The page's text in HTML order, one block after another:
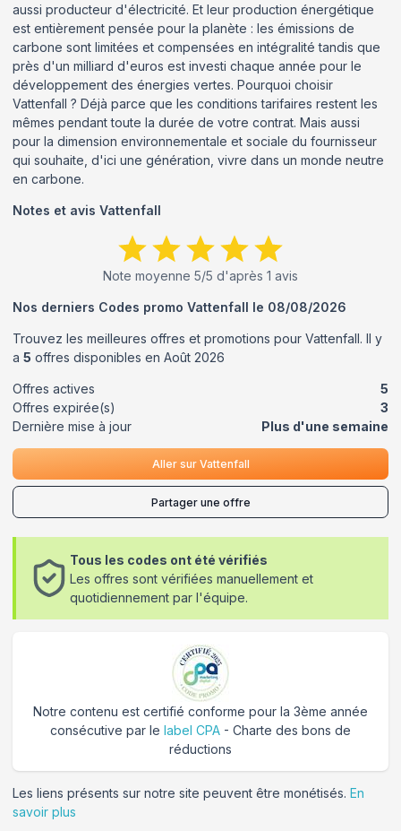
aussi producteur d'électricité. Et leur production énergétique
est entièrement pensée pour la planète : les émissions de
carbone sont limitées et compensées en intégralité tandis que
près d'un milliard d'euros est investi chaque année pour le
développement des énergies vertes. Pourquoi choisir
Vattenfall ? Déjà parce que les conditions tarifaires restent les
mêmes pendant toute la durée de votre contrat. Mais aussi
pour la dimension environnementale et sociale du fournisseur
qui souhaite, d'ici une génération, vivre dans un monde neutre
en carbone.
Notes et avis Vattenfall
Note moyenne 5/5 d'après 1 avis
Nos derniers Codes promo Vattenfall le 08/08/2026
Trouvez les meilleures offres et promotions pour Vattenfall. Il y
a 5 offres disponibles en Août 2026
Offres actives
5
Offres expirée(s)
3
Dernière mise à jour
Plus d'une semaine
Aller sur Vattenfall
Partager une offre
Tous les codes ont été vérifiés
Les offres sont vérifiées manuellement et
quotidiennement par l'équipe.
Notre contenu est certifié conforme pour la 3ème année
consécutive par le label CPA - Charte des bons de
réductions
Les liens présents sur notre site peuvent être monétisés. En
savoir plus